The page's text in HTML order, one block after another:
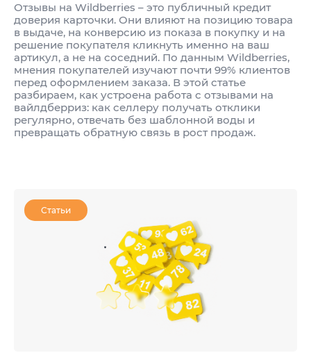
Отзывы на Wildberries – это публичный кредит
доверия карточки. Они влияют на позицию товара
в выдаче, на конверсию из показа в покупку и на
решение покупателя кликнуть именно на ваш
артикул, а не на соседний. По данным Wildberries,
мнения покупателей изучают почти 99% клиентов
перед оформлением заказа. В этой статье
разбираем, как устроена работа с отзывами на
вайлдберриз: как селлеру получать отклики
регулярно, отвечать без шаблонной воды и
превращать обратную связь в рост продаж.
Статьи